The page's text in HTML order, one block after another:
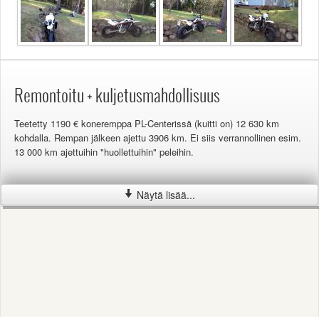
Remontoitu + kuljetusmahdollisuus
Teetetty 1190 € koneremppa PL-Centerissä (kuitti on) 12 630 km
kohdalla. Rempan jälkeen ajettu 3906 km. Ei siis verrannollinen esim.
13 000 km ajettuihin "huollettuihin" peleihin.
Konerempassa vaihdettiin / uusittiin:Näytä lisää...